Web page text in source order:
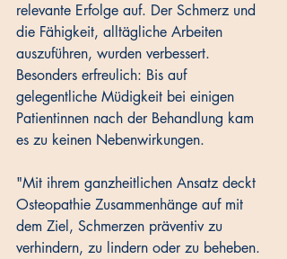
relevante Erfolge auf. Der Schmerz und
die Fähigkeit, alltägliche Arbeiten
auszuführen, wurden verbessert.
Besonders erfreulich: Bis auf
gelegentliche Müdigkeit bei einigen
Patientinnen nach der Behandlung kam
es zu keinen Nebenwirkungen.
"Mit ihrem ganzheitlichen Ansatz deckt
Osteopathie Zusammenhänge auf mit
dem Ziel, Schmerzen präventiv zu
verhindern, zu lindern oder zu beheben.